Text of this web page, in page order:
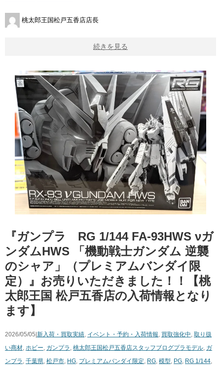
桃太郎王国松戸五香店店長
続きを見る
『ガンプラ RG 1/144 FA-93HWS νガ
ンダムHWS 「機動戦士ガンダム 逆襲
のシャア」（プレミアムバンダイ限
定）』お売りいただきました！！【桃
太郎王国 松戸五香店の入荷情報となり
ます】
2026/05/05|新入荷・買取実績 イベント・予約・入荷情報 買取強化中 取り扱
い商材 ホビー ガンプラ 桃太郎王国松戸五香店スタッフブログプラモデル ガ
ンプラ 千葉県 松戸市 HG プレミアムバンダイ限定 RG 模型 PG RG 1/144